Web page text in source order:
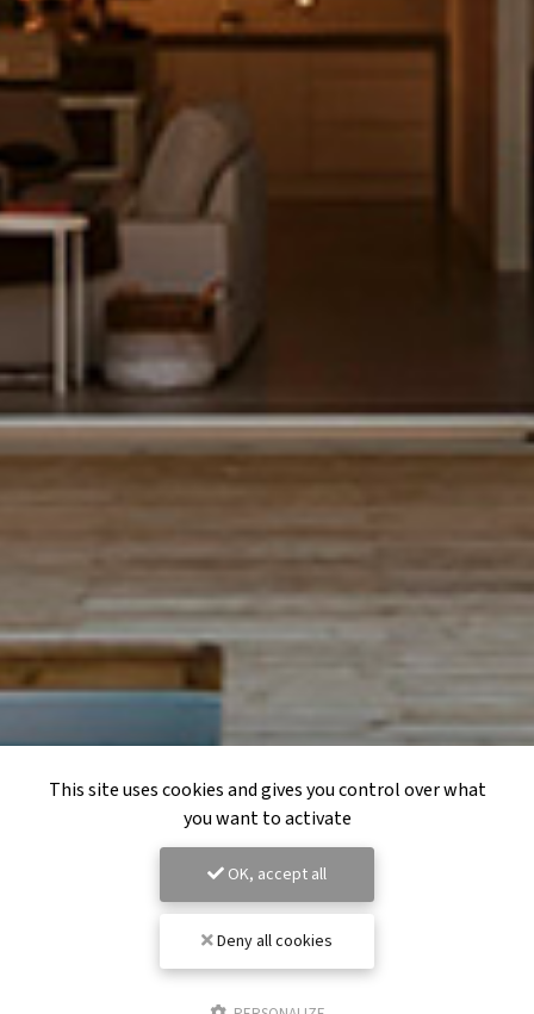
This site uses cookies and gives you control over what
you want to activate
OK, accept all
Deny all cookies